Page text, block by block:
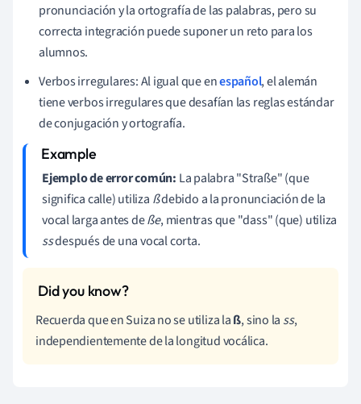
pronunciación y la ortografía de las palabras, pero su
correcta integración puede suponer un reto para los
alumnos.
Verbos irregulares: Al igual que enespañol, el alemán
tiene verbos irregulares que desafían las reglas estándar
de conjugación y ortografía.
Ejemplo de error común: La palabra "Straße" (que
significa calle) utiliza ßdebido a la pronunciación de la
vocal larga antes deße, mientras que "dass" (que) utiliza
ssdespués de una vocal corta.
Recuerda que en Suiza no se utiliza laß, sino la ss,
independientemente de la longitud vocálica.